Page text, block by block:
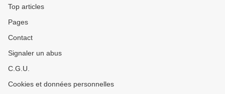
Top articles
Pages
Contact
Signaler un abus
C.G.U.
Cookies et données personnelles